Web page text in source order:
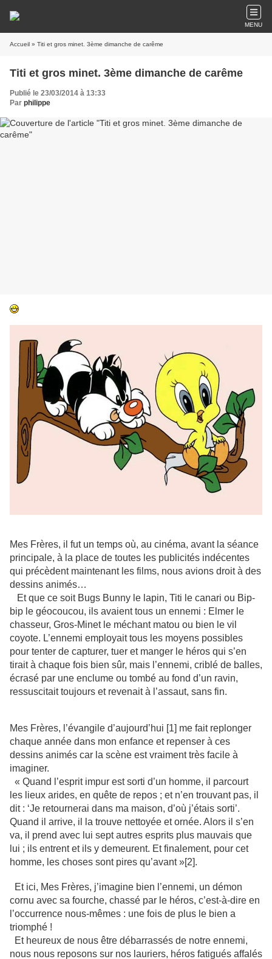
MENU
Accueil » Titi et gros minet. 3ème dimanche de carême
Titi et gros minet. 3ème dimanche de carême
Publié le 23/03/2014 à 13:33
Par philippe
Mes Frères, il fut un temps où, au cinéma, avant la séance
principale, à la place de toutes les publicités indécentes
qui précèdent maintenant les films, nous avions droit à des
dessins animés…
Et que ce soit Bugs Bunny le lapin, Titi le canari ou Bip-
bip le géocoucou, ils avaient tous un ennemi : Elmer le
chasseur, Gros-Minet le méchant matou ou bien le vil
coyote. L’ennemi employait tous les moyens possibles
pour tenter de capturer, tuer et manger le héros qui s’en
tirait à chaque fois bien sûr, mais l’ennemi, criblé de balles,
écrasé par une enclume ou tombé au fond d’un ravin,
ressuscitait toujours et revenait à l’assaut, sans fin.
Mes Frères, l’évangile d’aujourd’hui [1] me fait replonger
chaque année dans mon enfance et repenser à ces
dessins animés car la scène est vraiment très facile à
imaginer.
« Quand l’esprit impur est sorti d’un homme, il parcourt
les lieux arides, en quête de repos ; et n’en trouvant pas, il
dit : ‘Je retournerai dans ma maison, d’où j’étais sorti’.
Quand il arrive, il la trouve nettoyée et ornée. Alors il s’en
va, il prend avec lui sept autres esprits plus mauvais que
lui ; ils entrent et ils y demeurent. Et finalement, pour cet
homme, les choses sont pires qu’avant »[2].
Et ici, Mes Frères, j’imagine bien l’ennemi, un démon
cornu avec sa fourche, chassé par le héros, c’est-à-dire en
l’occurrence nous-mêmes : une fois de plus le bien a
triomphé !
Et heureux de nous être débarrassés de notre ennemi,
nous nous reposons sur nos lauriers, héros fatigués affalés